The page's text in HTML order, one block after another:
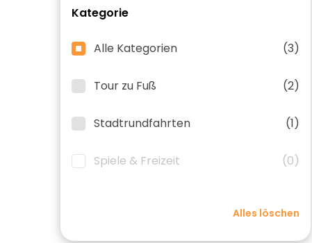
Kategorie
Alle Kategorien (3)
Tour zu Fuß (2)
Stadtrundfahrten (1)
Spiele & Freizeit (0)
Alles löschen